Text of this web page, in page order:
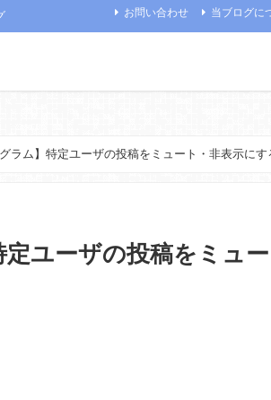
お問い合わせ 当ブログに
グラム】特定ユーザの投稿をミュート・非表示にす
定ユーザの投稿をミュ